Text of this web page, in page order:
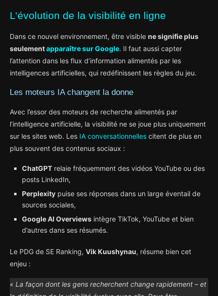
L’évolution de la visibilité en ligne
Dans ce nouvel environnement, être visible ne signifie plus
seulementapparaître sur Google. Il faut aussi capter
l’attention dans les flux d’information alimentés par les
intelligences artificielles, qui redéfinissent les règles du jeu.
Les moteurs IA changent la donne
Avec l’essor des moteurs de recherche alimentés par
l’intelligence artificielle, la visibilité ne se joue plus uniquement
sur les sites web. Les IA conversationnelles citent de plus en
plus souvent des contenus sociaux :
ChatGPT relaie fréquemment des vidéos YouTube ou des
posts LinkedIn,
Perplexity puise ses réponses dans un large éventail de
sources sociales,
Google AI Overviews intègre TikTok, YouTube et bien
d’autres dans ses résumés.
Le PDG de SE Ranking, Vik Kuushynau, résume bien cet
enjeu :
« La façon dont les gens recherchent change rapidement – et